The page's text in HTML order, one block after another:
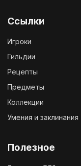
Ссылки
Игроки
Гильдии
Рецепты
Предметы
Коллекции
Умения и заклинания
Полезное